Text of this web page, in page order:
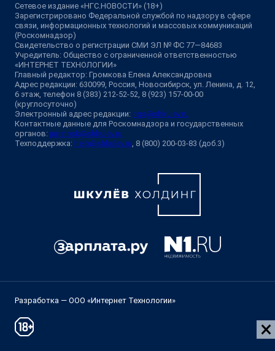
Сетевое издание «НГС.НОВОСТИ» (18+)
Зарегистрировано Федеральной службой по надзору в сфере
связи, информационных технологий и массовых коммуникаций
(Роскомнадзор)
Свидетельство о регистрации СМИ ЭЛ № ФС 77—84683
Учредитель: Общество с ограниченной ответственностью
«ИНТЕРНЕТ ТЕХНОЛОГИИ»
Главный редактор: Громкова Елена Александровна
Адрес редакции: 630099, Россия, Новосибирск, ул. Ленина, д. 12,
6 этаж, телефон 8 (383) 212-52-52, 8 (923) 157-00-00
(круглосуточно)
Электронный адрес редакции: ngs@shkulev.ru
Контактные данные для Роскомнадзора и государственных
органов: juristnsk@shkulev.ru
Техподдержка: help@shkulev.ru , 8 (800) 200-03-83 (доб.3)
Разработка — ООО «Интернет Технологии»